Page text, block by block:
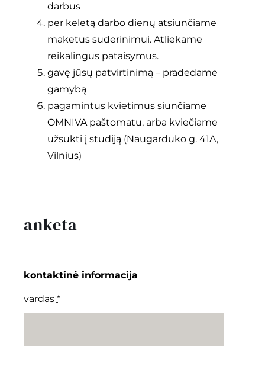
darbus
per keletą darbo dienų atsiunčiame
maketus suderinimui. Atliekame
reikalingus pataisymus.
gavę jūsų patvirtinimą – pradedame
gamybą
pagamintus kvietimus siunčiame
OMNIVA paštomatu, arba kviečiame
užsukti į studiją (Naugarduko g. 41A,
Vilnius)
anketa
kontaktinė informacija
vardas *